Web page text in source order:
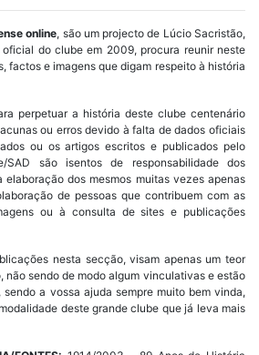
online, são um projecto de Lúcio Sacristão,
do clube em 2009, procura reunir neste
factos e imagens que digam respeito à história
perpetuar a história deste clube centenário
ou erros devido à falta de dados oficiais
ou os artigos escritos e publicados pelo
são isentos de responsabilidade dos
dos mesmos muitas vezes apenas
de pessoas que contribuem com as
ou à consulta de sites e publicações
nesta secção, visam apenas um teor
não sendo de modo algum vinculativas e estão
a vossa ajuda sempre muito bem vinda,
deste grande clube que já leva mais